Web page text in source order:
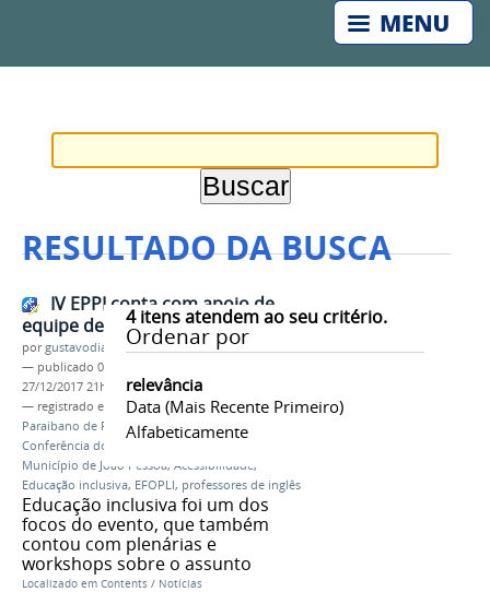
RESULTADO DA BUSCA
4itens atendem ao seu critério.
Ordenar por
relevância
Data (mais Recente Primeiro)
Alfabeticamente
IV EPPI conta com apoio de
equipe de acessibilidade
porgustavodias
— publicado 01/12/2017
27/12/2017 21h08
— registrado em:
EPPI,IV EPPI,4° Encontro
Paraibano de Professores de Inglês
2ª
Conferência dos Professores de Inglês do
Município de João Pessoa, Acessibilidade ,
Educação inclusiva, EFOPLI, professores de inglês
Educação inclusiva foi um dos
focos do evento, que também
contou com plenárias e
workshops sobre o assunto
Localizado em Contents / Notícias